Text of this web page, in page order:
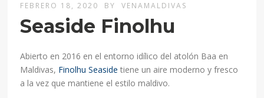
FEBRERO 18, 2020 BY VENAMALDIVAS
Seaside Finolhu
Abierto en 2016 en el entorno idílico del atolón Baa en
Maldivas, Finolhu Seaside tiene un aire moderno y fresco
a la vez que mantiene el estilo maldivo.